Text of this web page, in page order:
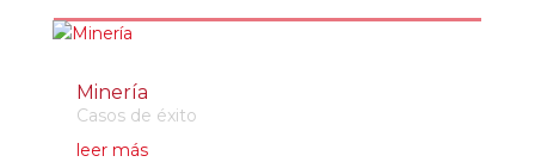
Minería
Casos de éxito
leer más